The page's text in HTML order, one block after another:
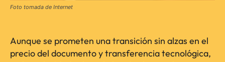
Foto tomada de Internet
Aunque se prometen una transición sin alzas en el
precio del documento y transferencia tecnológica,